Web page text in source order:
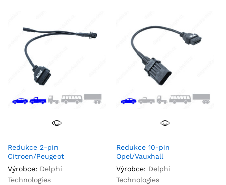
Redukce 2-pin
Citroen/Peugeot
Výrobce: Delphi
Technologies
Redukce 10-pin
Opel/Vauxhall
Výrobce: Delphi
Technologies